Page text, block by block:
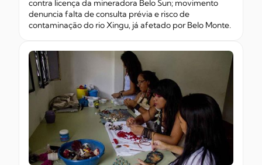
contra licença da mineradora Belo Sun; movimento
denuncia falta de consulta prévia e risco de
contaminação do rio Xingu, já afetado por Belo Monte.